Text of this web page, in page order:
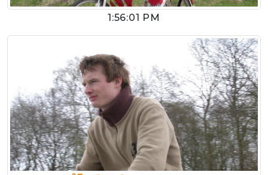
1:56:01 PM